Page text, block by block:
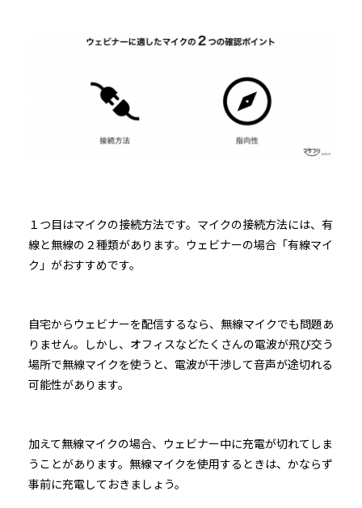
１つ目はマイクの接続方法です。マイクの接続方法には、有
線と無線の２種類があります。ウェビナーの場合「有線マイ
ク」がおすすめです。
自宅からウェビナーを配信するなら、無線マイクでも問題あ
りません。しかし、オフィスなどたくさんの電波が飛び交う
場所で無線マイクを使うと、電波が干渉して音声が途切れる
可能性があります。
加えて無線マイクの場合、ウェビナー中に充電が切れてしま
うことがあります。無線マイクを使用するときは、かならず
事前に充電しておきましょう。